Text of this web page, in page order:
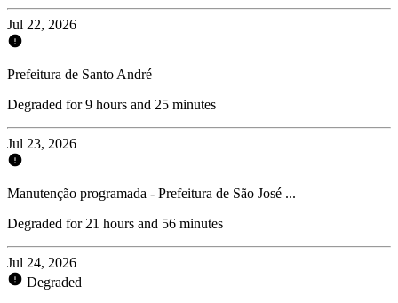
Jul 22, 2026
Prefeitura de Santo André
Degraded for 9 hours and 25 minutes
Jul 23, 2026
Manutenção programada - Prefeitura de São José ...
Degraded for 21 hours and 56 minutes
Jul 24, 2026
Degraded